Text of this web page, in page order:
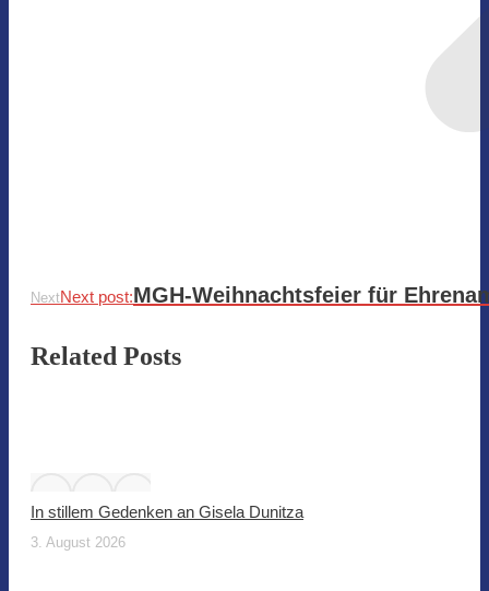
NextNext post:MGH-Weihnachtsfeier für
Related Posts
In stillem Gedenken an Gisela Dunitza
3. August 2026